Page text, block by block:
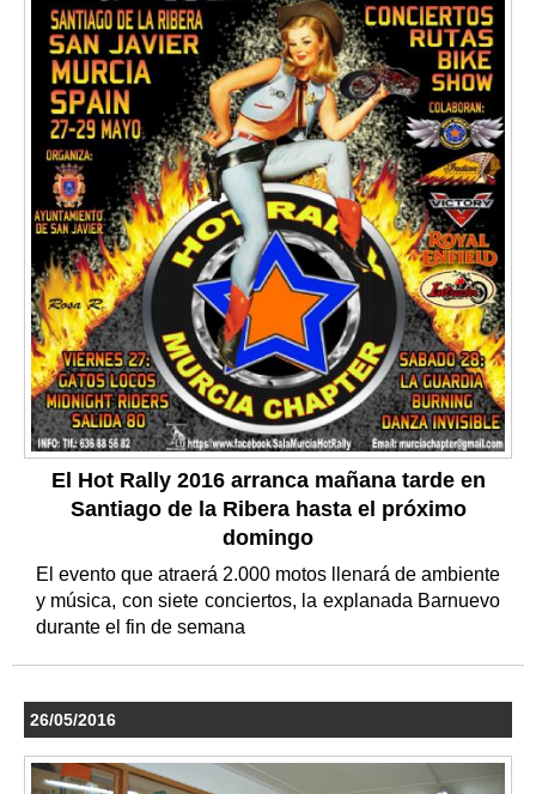
El Hot Rally 2016 arranca mañana tarde en
Santiago de la Ribera hasta el próximo
domingo
El evento que atraerá 2.000 motos llenará de ambiente
y música, con siete conciertos, la explanada Barnuevo
durante el fin de semana
26/05/2016